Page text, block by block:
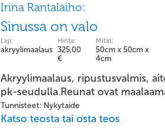
Irina Rantalaiho:
Sinussa on valo
Laji:
akryylimaalaus
Hinta:
325,00
€
Mitat:
50cm x 50cm x
4cm
Akryylimaalaus, ripustusvalmis,
pk-seudulla.Reunat ovat
Tunnisteet: Nykytaide
Katso teosta tai osta teos